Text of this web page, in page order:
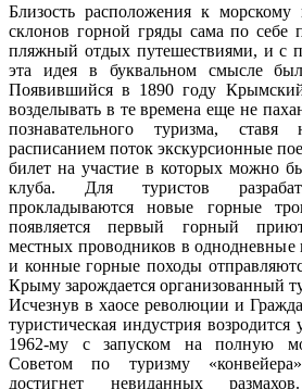
Близость расположения к
склонов горной гряды сама по себе
пляжный отдых путешествиями, и с
эта идея в буквальном смысле
Появившийся в 1890 году
возделывать в те времена еще не
познавательного туризма, ставя
расписанием поток экскурсионные
билет на участие в которых можно
клуба. Для туристов
прокладываются новые горные
появляется первый горный
местных проводников в
и конные горные походы
Крыму зарождается организованный
Исчезнув в хаосе революции и
туристическая индустрия
1962-му с запуском на полную
Советом по туризму
достигнет невиданных